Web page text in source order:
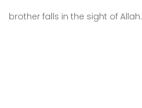
brother falls in the sight of Allah.